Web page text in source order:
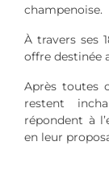
champenoise.
À travers ses
offre destinée
Après toutes
restent
répondent à
en leur